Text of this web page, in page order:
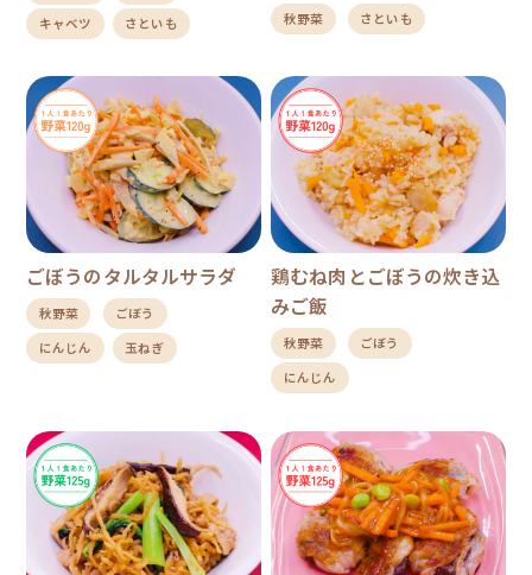
キャベツ
さといも 秋野菜 さといも
ごぼうのタルタルサラダ
秋野菜
ごぼう
にんじん
玉ねぎ
鶏むね肉とごぼうの炊き込
みご飯
秋野菜
ごぼう
にんじん